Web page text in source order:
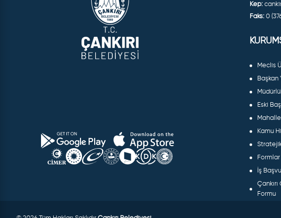
Kep:
Faks: 0
Meclis
Başkan
Eski
Mahalle
Kamu
İş
Formu